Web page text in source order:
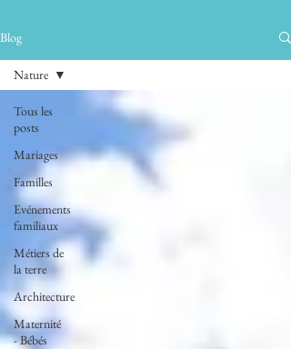
Blog
Tous les
posts
Mariages
Familles
Evénements
familiaux
Métiers de
la terre
Architecture
Maternité
- Bébés
Nature